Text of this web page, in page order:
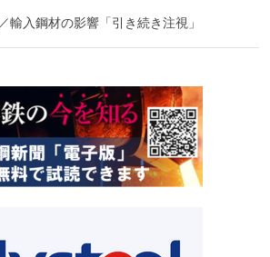
輸入鋼材の影響「引き続き注視」